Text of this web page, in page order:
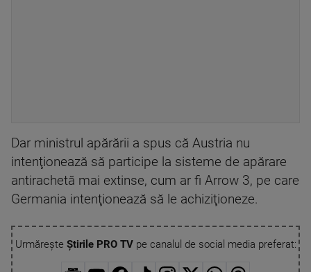
Dar ministrul apărării a spus că Austria nu
intenţionează să participe la sisteme de apărare
antirachetă mai extinse, cum ar fi Arrow 3, pe care
Germania intenţionează să le achiziţioneze.
Urmărește Știrile PRO TVpe canalul de social media preferat: